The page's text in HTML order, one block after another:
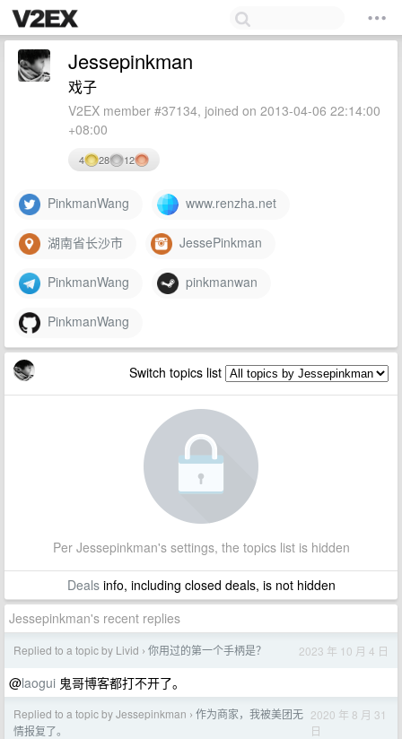
Jessepinkman
戏子
V2EX member #37134, joined on 2013-04-06 22:14:00
+08:00
4 28 12
PinkmanWang www.renzha.net
湖南省长沙市 JessePinkman
PinkmanWang pinkmanwan
PinkmanWang
Switch topics list
Per Jessepinkman's settings, the topics list is hidden
Dealsinfo, including closed deals, is not hidden
Jessepinkman's recent replies
Replied to a topic by Livid › 你用过的第一个手柄是？ 2023 年 10 月 4 日
@laogui 鬼哥博客都打不开了。
Replied to a topic by Jessepinkman › 作为商家，我被美团无
情报复了。
2020 年 8 月 31
日